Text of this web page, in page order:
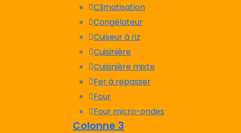
Climatisation
Congélateur
Cuiseur à riz
Cuisinière
Cuisinière mixte
Fer à repasser
Four
Four micro-ondes
Colonne 3